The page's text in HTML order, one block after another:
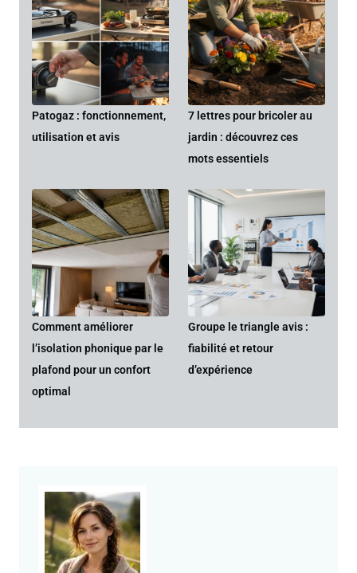
Patogaz : fonctionnement,
utilisation et avis
7 lettres pour bricoler au
jardin : découvrez ces
mots essentiels
Comment améliorer
l’isolation phonique par le
plafond pour un confort
optimal
Groupe le triangle avis :
fiabilité et retour
d’expérience